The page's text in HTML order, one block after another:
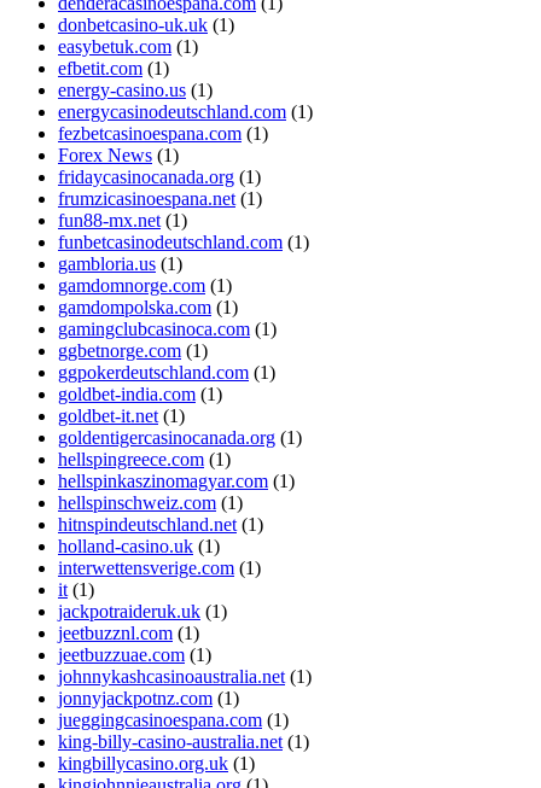
donbetcasino-uk.uk (1)
easybetuk.com (1)
efbetit.com (1)
energy-casino.us (1)
energycasinodeutschland.com (1)
fezbetcasinoespana.com (1)
Forex News (1)
fridaycasinocanada.org (1)
frumzicasinoespana.net (1)
fun88-mx.net (1)
funbetcasinodeutschland.com (1)
gambloria.us (1)
gamdomnorge.com (1)
gamdompolska.com (1)
gamingclubcasinoca.com (1)
ggbetnorge.com (1)
ggpokerdeutschland.com (1)
goldbet-india.com (1)
goldbet-it.net (1)
goldentigercasinocanada.org (1)
hellspingreece.com (1)
hellspinkaszinomagyar.com (1)
hellspinschweiz.com (1)
hitnspindeutschland.net (1)
holland-casino.uk (1)
interwettensverige.com (1)
it (1)
jackpotraideruk.uk (1)
jeetbuzznl.com (1)
jeetbuzzuae.com (1)
johnnykashcasinoaustralia.net (1)
jonnyjackpotnz.com (1)
jueggingcasinoespana.com (1)
king-billy-casino-australia.net (1)
kingbillycasino.org.uk (1)